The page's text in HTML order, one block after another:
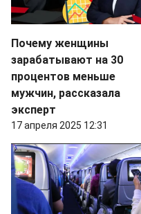
Почему женщины
зарабатывают на 30
процентов меньше
мужчин, рассказала
эксперт
17 апреля 2025 12:31